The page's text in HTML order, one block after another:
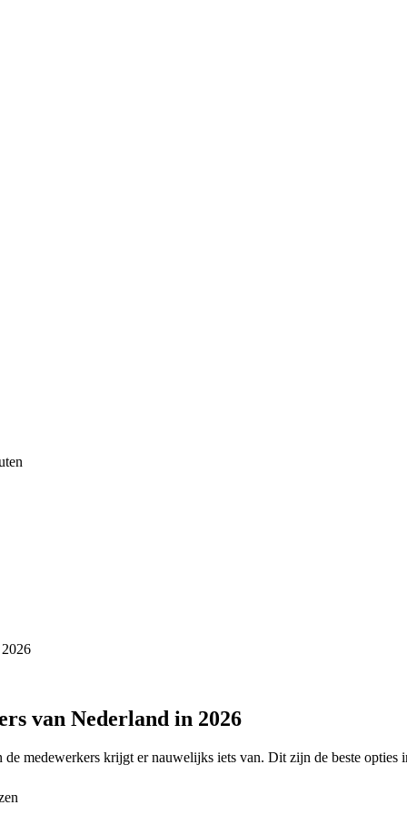
van Nederland in 2026
medewerkers krijgt er nauwelijks iets van. Dit zijn de beste